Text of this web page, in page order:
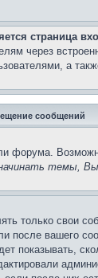
страница
через
а
сообщений
темы, Вы
только свои
вашего
показывать,